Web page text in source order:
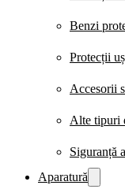
Benzi
Protecții
Accesorii
Alte tipuri
Siguranță
Aparatură